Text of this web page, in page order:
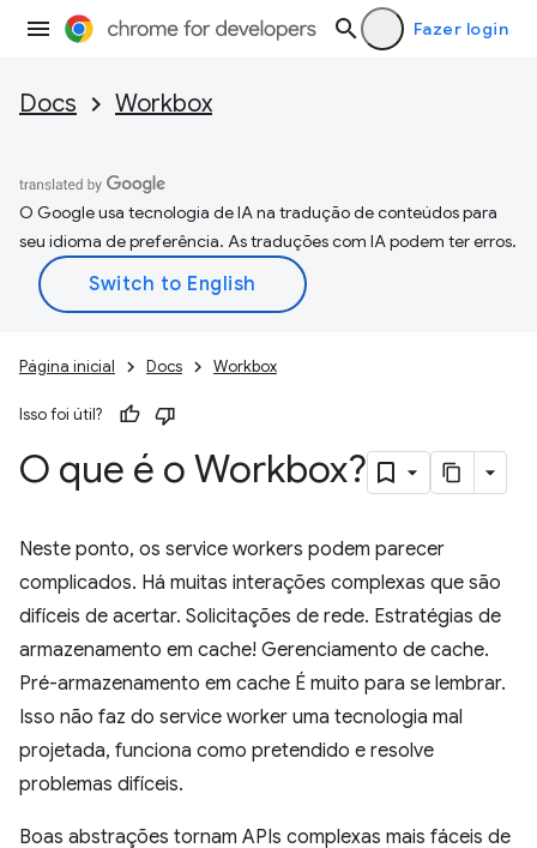
Fazer login
Docs Workbox
O Google usa tecnologia de IA na tradução de conteúdos para
seu idioma de preferência. As traduções com IA podem ter erros.
Página inicial Docs Workbox
Isso foi útil?
O que é o Workbox?
Neste ponto, os service workers podem parecer
complicados. Há muitas interações complexas que são
difíceis de acertar. Solicitações de rede. Estratégias de
armazenamento em cache! Gerenciamento de cache.
Pré-armazenamento em cache É muito para se lembrar.
Isso não faz do service worker uma tecnologia mal
projetada, funciona como pretendido e resolve
problemas difíceis.
Boas abstrações tornam APIs complexas mais fáceis de